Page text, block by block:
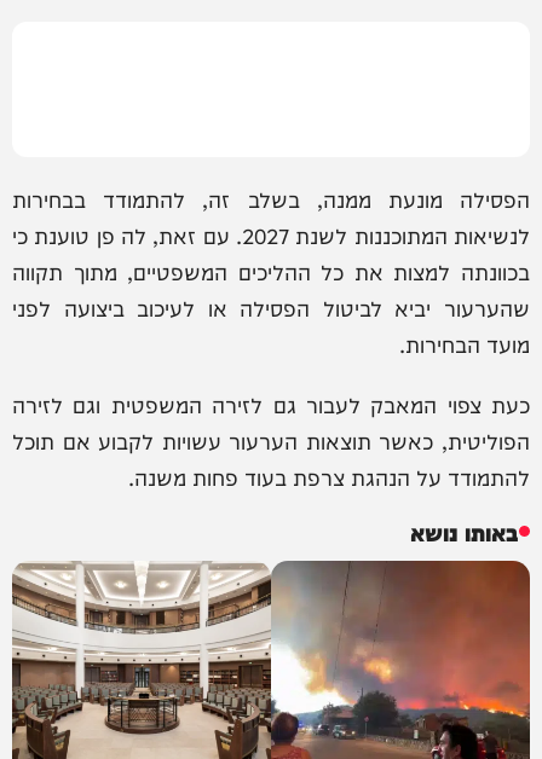
הפסילה מונעת ממנה, בשלב זה, להתמודד בבחירות
לנשיאות המתוכננות לשנת 2027. עם זאת, לה פן טוענת כי
בכוונתה למצות את כל ההליכים המשפטיים, מתוך תקווה
שהערעור יביא לביטול הפסילה או לעיכוב ביצועה לפני
מועד הבחירות.
כעת צפוי המאבק לעבור גם לזירה המשפטית וגם לזירה
הפוליטית, כאשר תוצאות הערעור עשויות לקבוע אם תוכל
להתמודד על הנהגת צרפת בעוד פחות משנה.
באותו נושא